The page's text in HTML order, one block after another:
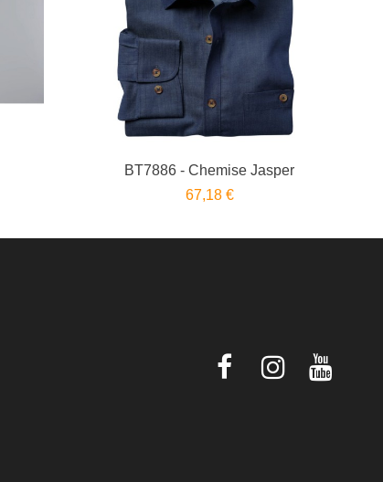
BT7886 - Chemise Jasper
67,18 €